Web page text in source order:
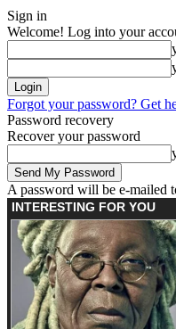
Sign in
Welcome! Log into your
Forgot your password? Get
Password recovery
Recover your password
A password will be e-mailed